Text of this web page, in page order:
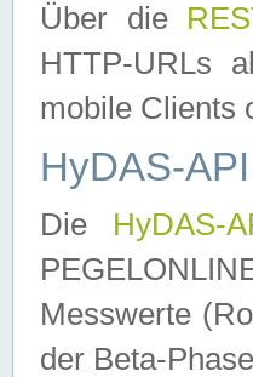
Über die
HTTP-URLs
mobile Clients
HyDAS-API
Die HyDAS-
Messwerte
der Beta-